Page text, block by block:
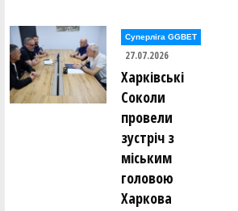
Віталій Радзивелюк (БРОДЯГИ (Київ))
Олександр Ражев (UDави (Київ))
Олександр Рихлюк (БРОДЯГИ (Київ))
Олександр Руденко (ДИМ (Київ))
Олексій Рушаков (ДИМ (Київ))
Суперліга GGBET
27.07.2026
Харківські
Соколи
провели
зустріч з
міським
головою
Харкова